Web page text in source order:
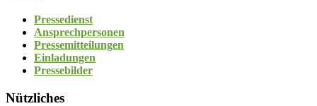
Pressedienst
Ansprechpersonen
Pressemitteilungen
Einladungen
Pressebilder
Nützliches